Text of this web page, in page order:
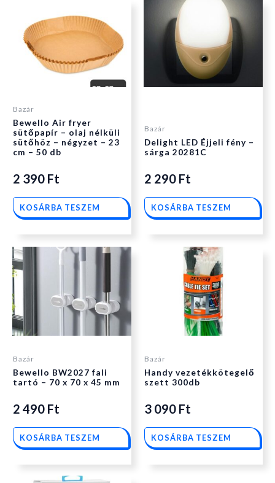
Bazár
Bewello Air fryer
sütőpapír – olaj nélküli
sütőhöz – négyzet – 23
cm – 50 db
2 390 Ft
KOSÁRBA TESZEM
Bazár
Delight LED Éjjeli fény –
sárga 20281C
2 290 Ft
KOSÁRBA TESZEM
Bazár
Bewello BW2027 fali
tartó – 70 x 70 x 45 mm
2 490 Ft
KOSÁRBA TESZEM
Bazár
Handy vezetékkötegelő
szett 300db
3 090 Ft
KOSÁRBA TESZEM